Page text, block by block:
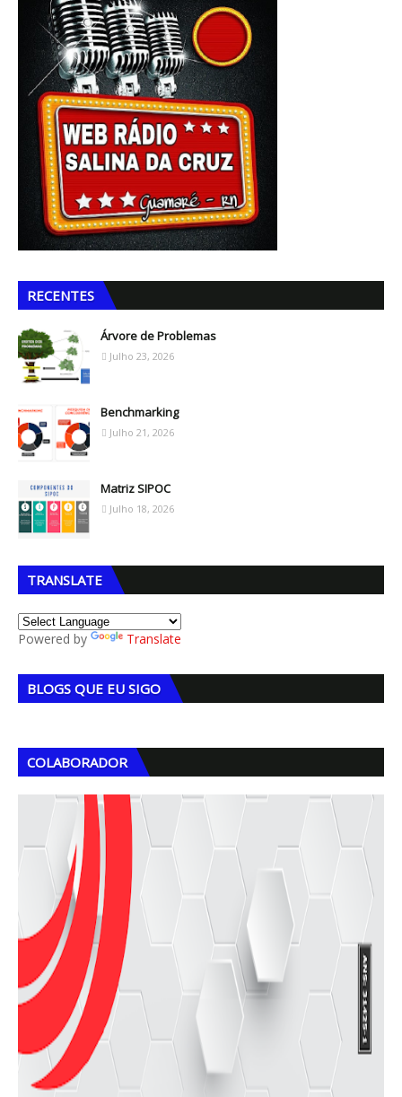
RECENTES
Árvore de Problemas
Julho 23, 2026
Benchmarking
Julho 21, 2026
Matriz SIPOC
Julho 18, 2026
TRANSLATE
Powered by Translate
BLOGS QUE EU SIGO
COLABORADOR